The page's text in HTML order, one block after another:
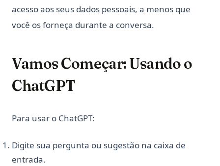
Web Scraping com Python: Guia completo usando
Requests, BeautifulSoup e Selenium
What Is Elif in Python - Explained!
What Is Parsing in Python? A Guide to Parsers and
Techniques
What is Do Nothing in Python? Understanding The Pass
What is Scikit-Learn: The Must-Have Machine Learning
Library
acesso aos seus dados pessoais, a menos que
você os forneça durante a conversa.
Vamos Começar: Usando o
ChatGPT
Para usar o ChatGPT:
Digite sua pergunta ou sugestão na caixa de
entrada.